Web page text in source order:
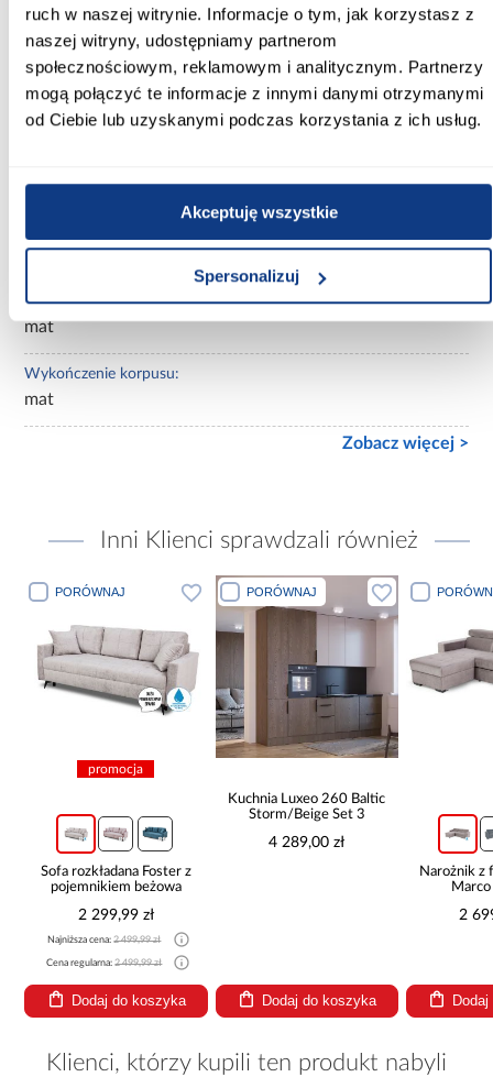
ruch w naszej witrynie. Informacje o tym, jak korzystasz z
naszej witryny, udostępniamy partnerom
społecznościowym, reklamowym i analitycznym. Partnerzy
mogą połączyć te informacje z innymi danymi otrzymanymi
od Ciebie lub uzyskanymi podczas korzystania z ich usług.
Akceptuję wszystkie
Spersonalizuj
Kolor korpusu:
biały
białe
bez lustra
3-drzwiowa
Wykończenie frontów:
mat
Wykończenie korpusu:
mat
Zobacz więcej >
Inni Klienci sprawdzali również
PORÓWNAJ
promocja
Sofa rozkładana Foster z
pojemnikiem beżowa
2 299,99 zł
Najniższa cena:2 499,99 zł
Cena regularna:2 499,99 zł
Dodaj do koszyka
PORÓWNAJ
Kuchnia Luxeo 260 Baltic
Storm/Beige Set 3
4 289,00 zł
Dodaj do koszyka
Narożnik z
2
Klienci, którzy kupili ten produkt nabyli